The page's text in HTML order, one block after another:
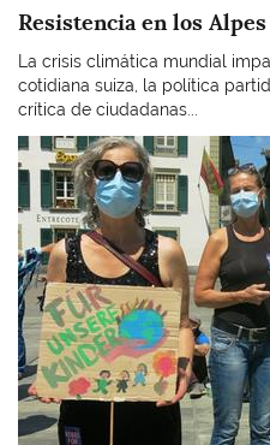
Resistencia en los Alpes
La crisis climática mundial
cotidiana suiza, la política
crítica de ciudadanas...
Imagen